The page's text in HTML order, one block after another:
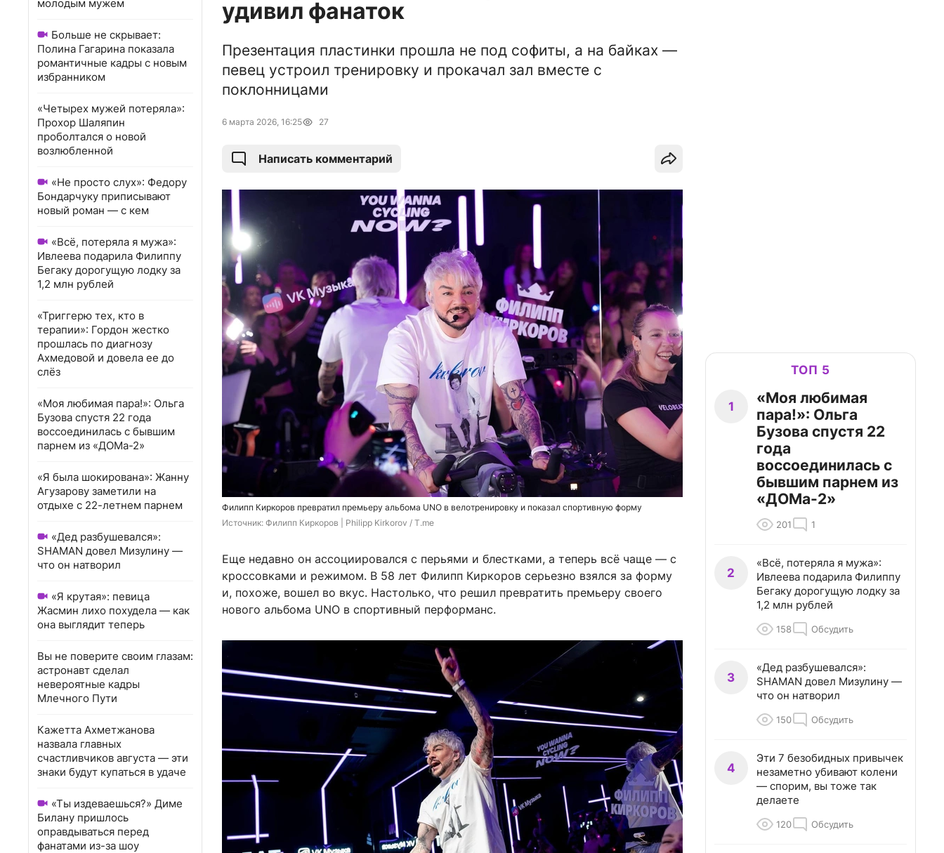
молодым мужем
Больше не скрывает:
Полина Гагарина показала
романтичные кадры с новым
избранником
«Четырех мужей потеряла»:
Прохор Шаляпин
проболтался о новой
возлюбленной
«Не просто слух»: Федору
Бондарчуку приписывают
новый роман — с кем
«Всё, потеряла я мужа»:
Ивлеева подарила Филиппу
Бегаку дорогущую лодку за
1,2 млн рублей
«Триггерю тех, кто в
терапии»: Гордон жестко
прошлась по диагнозу
Ахмедовой и довела ее до
слёз
«Моя любимая пара!»: Ольга
Бузова спустя 22 года
воссоединилась с бывшим
парнем из «ДОМа-2»
«Я была шокирована»: Жанну
Агузарову заметили на
отдыхе с 22-летнем парнем
«Дед разбушевался»:
SHAMAN довел Мизулину —
что он натворил
«Я крутая»: певица
Жасмин лихо похудела — как
она выглядит теперь
Вы не поверите своим глазам:
астронавт сделал
невероятные кадры
Млечного Пути
Кажетта Ахметжанова
назвала главных
счастливчиков августа — эти
знаки будут купаться в удаче
«Ты издеваешься?» Диме
Билану пришлось
оправдываться перед
фанатами из-за шоу
удивил фанаток
Презентация пластинки прошла не под софиты, а на байках —
певец устроил тренировку и прокачал зал вместе с
поклонницами
6 марта 2026, 16:25 27
Написать комментарий
Филипп Киркоров превратил премьеру альбома UNO в велотренировку и показал спортивную форму
Источник: Филипп Киркоров | Philipp Kirkorov / T.me
Еще недавно он ассоциировался с перьями и блестками, а теперь всё чаще — с
кроссовками и режимом. В 58 лет Филипп Киркоров серьезно взялся за форму
и, похоже, вошел во вкус. Настолько, что решил превратить премьеру своего
нового альбома UNO в спортивный перформанс.
ТОП 5
1
«Моя любимая
пара!»: Ольга
Бузова спустя 22
года
воссоединилась с
бывшим парнем из
«ДОМа-2»
201 1
2
«Всё, потеряла я мужа»:
Ивлеева подарила Филиппу
Бегаку дорогущую лодку за
1,2 млн рублей
158 Обсудить
3
«Дед разбушевался»:
SHAMAN довел Мизулину —
что он натворил
150 Обсудить
4
Эти 7 безобидных привычек
незаметно убивают колени
— спорим, вы тоже так
делаете
120 Обсудить